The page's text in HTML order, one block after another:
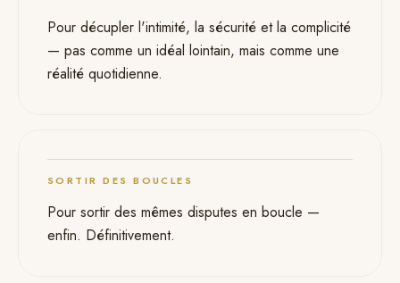
11
Pour décupler l'intimité, la sécurité et la complicité
— pas comme un idéal lointain, mais comme une
réalité quotidienne.
SORTIR DES BOUCLES
Pour sortir des mêmes disputes en boucle —
enfin. Définitivement.